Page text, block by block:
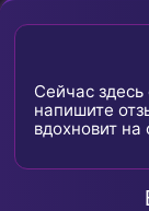
Сейчас
напишите
вдохновит на